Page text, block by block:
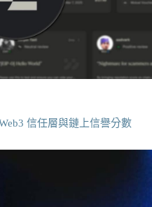
信任層與鏈上信譽分數